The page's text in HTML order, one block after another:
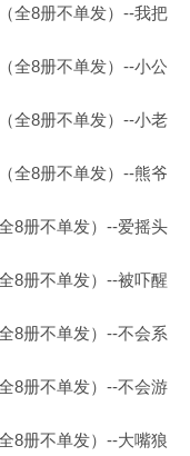
全8册不单发）--我把
全8册不单发）--小公
全8册不单发）--小老
全8册不单发）--熊爷
8册不单发）--爱摇头
8册不单发）--被吓醒
8册不单发）--不会系
8册不单发）--不会游
8册不单发）--大嘴狼